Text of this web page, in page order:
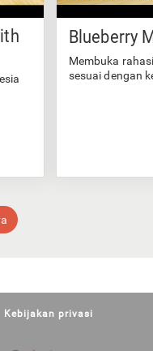
Blueberry
Membuka
sesuai dengan
Kebijakan privasi